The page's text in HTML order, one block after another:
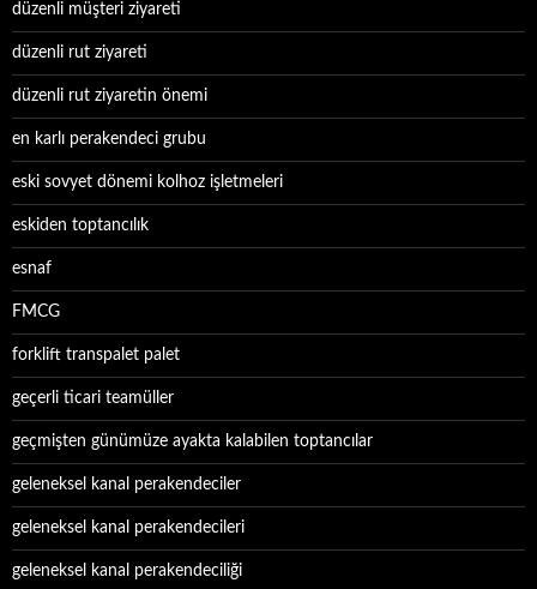
düzenli müşteri ziyareti
düzenli rut ziyareti
düzenli rut ziyaretin önemi
en karlı perakendeci grubu
eski sovyet dönemi kolhoz işletmeleri
eskiden toptancılık
esnaf
FMCG
forklift transpalet palet
geçerli ticari teamüller
geçmişten günümüze ayakta kalabilen toptancılar
geleneksel kanal perakendeciler
geleneksel kanal perakendecileri
geleneksel kanal perakendeciliği